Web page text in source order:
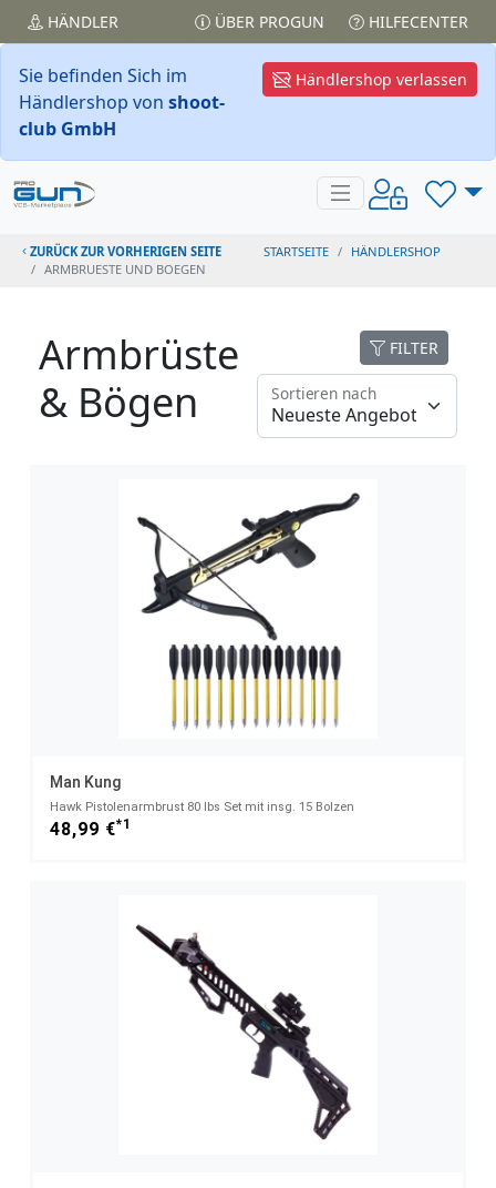
HÄNDLER ÜBER PROGUN HILFECENTER
Händlershop verlassen
Sie befinden Sich im
Händlershop von shoot-
club GmbH
ZURÜCK ZUR VORHERIGEN SEITE STARTSEITE
HÄNDLERSHOP
ARMBRUESTE UND BOEGEN
Armbrüste
& Bögen
FILTER
Sortieren nach
Man Kung
Hawk Pistolenarmbrust 80 lbs Set mit insg. 15 Bolzen
48,99 €*1